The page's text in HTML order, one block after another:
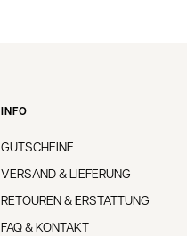
INFO
GUTSCHEINE
VERSAND & LIEFERUNG
RETOUREN & ERSTATTUNG
FAQ & KONTAKT